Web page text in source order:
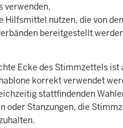
verwenden,
Hilfsmittel nutzen, die von
bereitgestellt
Ecke des Stimmzettels ist
korrekt verwendet
stattfindenden
oder Stanzungen, die